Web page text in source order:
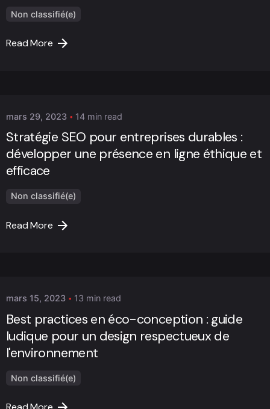
Non classifié(e)
Read More
mars 29, 2023 14 min read
Stratégie SEO pour entreprises durables :
développer une présence en ligne éthique et
efficace
Non classifié(e)
Read More
mars 15, 2023 13 min read
Best practices en éco-conception : guide
ludique pour un design respectueux de
l'environnement
Non classifié(e)